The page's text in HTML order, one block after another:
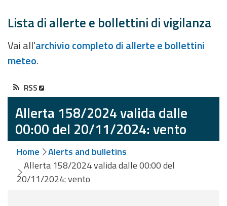
Alerts and
Bulletins
Event
monitoring
Forecasts and
data
Weather and sea
Lista di allerte e bollettini di vigilanza
Vai all'archivio completo di allerte e bollettini
meteo.
RSS
Allerta 158/2024 valida dalle
00:00 del 20/11/2024: vento
Home
Alerts and bulletins
Allerta 158/2024 valida dalle 00:00 del
20/11/2024: vento